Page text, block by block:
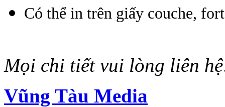
Có thể in trên giấy couche,
Mọi chi tiết vui lòng liên
Vũng Tàu Media